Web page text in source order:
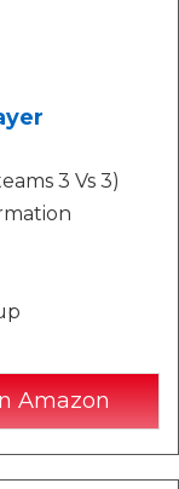
3 Vs 3)
Amazon